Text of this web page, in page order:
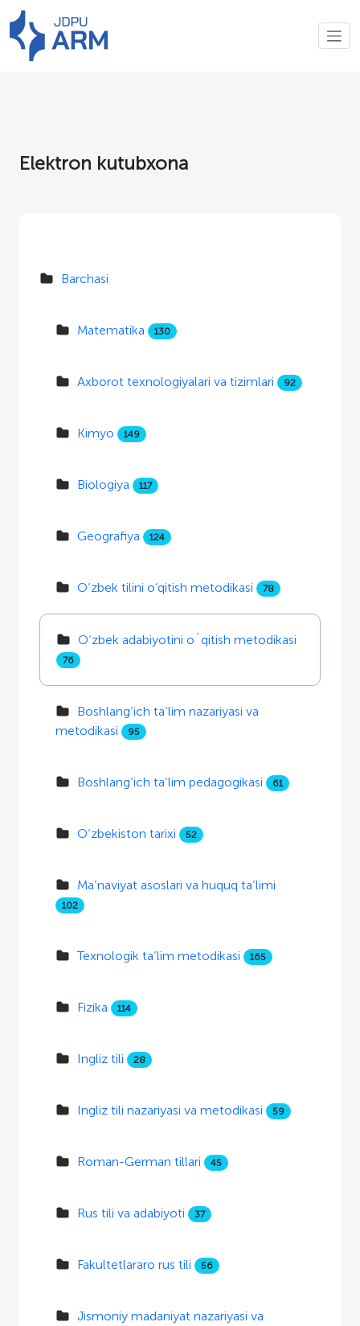
Elektron kutubxona
Barchasi
Matematika 130
Axborot texnologiyalari va tizimlari 92
Kimyo 149
Biologiya 117
Geografiya 124
O‘zbek tilini o‘qitish metodikasi 78
O‘zbek adabiyotini o`qitish metodikasi
76
Boshlang‘ich ta’lim nazariyasi va
metodikasi
95
Boshlang‘ich ta’lim pedagogikasi 61
O‘zbekiston tarixi 52
Ma’naviyat asoslari va huquq ta’limi
102
Texnologik ta’lim metodikasi 165
Fizika 114
Ingliz tili 28
Ingliz tili nazariyasi va metodikasi 59
Roman-German tillari 45
Rus tili va adabiyoti 37
Fakultetlararo rus tili 56
Jismoniy madaniyat nazariyasi va